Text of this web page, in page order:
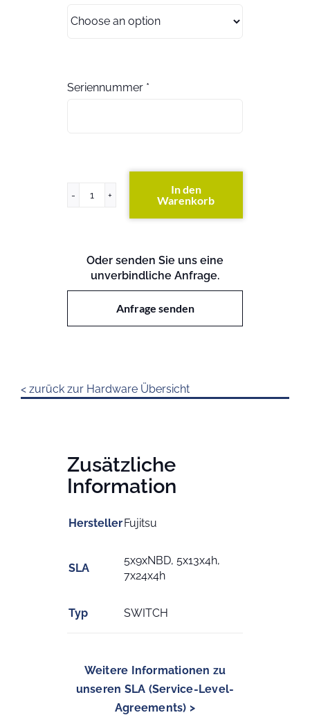
Seriennummer *
FC-
In den
Warenkorb
Oder senden Sie uns eine
unverbindliche Anfrage.
Anfrage senden
< zurück zur Hardware Übersicht
Zusätzliche
Information
HerstellerFujitsu
SLA
5x9xNBD, 5x13x4h,
7x24x4h
Typ SWITCH
Weitere Informationen zu
unseren SLA (Service-Level-
Agreements) >